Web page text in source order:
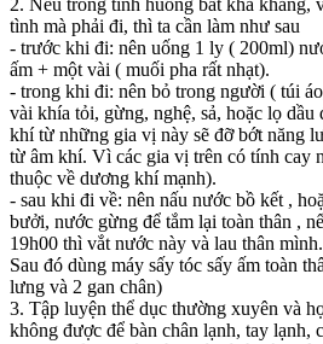
2. Nếu trong tình huống bất khả kháng,
tình mà phải đi, thì ta cần làm như sau
- trước khi đi: nên uống 1 ly ( 200ml)
ấm + một vài ( muối pha rất nhạt).
- trong khi đi: nên bỏ trong người ( túi
vài khía tỏi, gừng, nghệ, sả, hoặc lọ dầu
khí từ những gia vị này sẽ đỡ bớt năng
từ âm khí. Vì các gia vị trên có tính cay
thuộc về dương khí mạnh).
- sau khi đi về: nên nấu nước bồ kết ,
bưởi, nước gừng để tắm lại toàn thân ,
19h00 thì vắt nước này và lau thân mình.
Sau đó dùng máy sấy tóc sấy ấm toàn
lưng và 2 gan chân)
3. Tập luyện thể dục thường xuyên và
không được để bàn chân lạnh, tay lạnh,